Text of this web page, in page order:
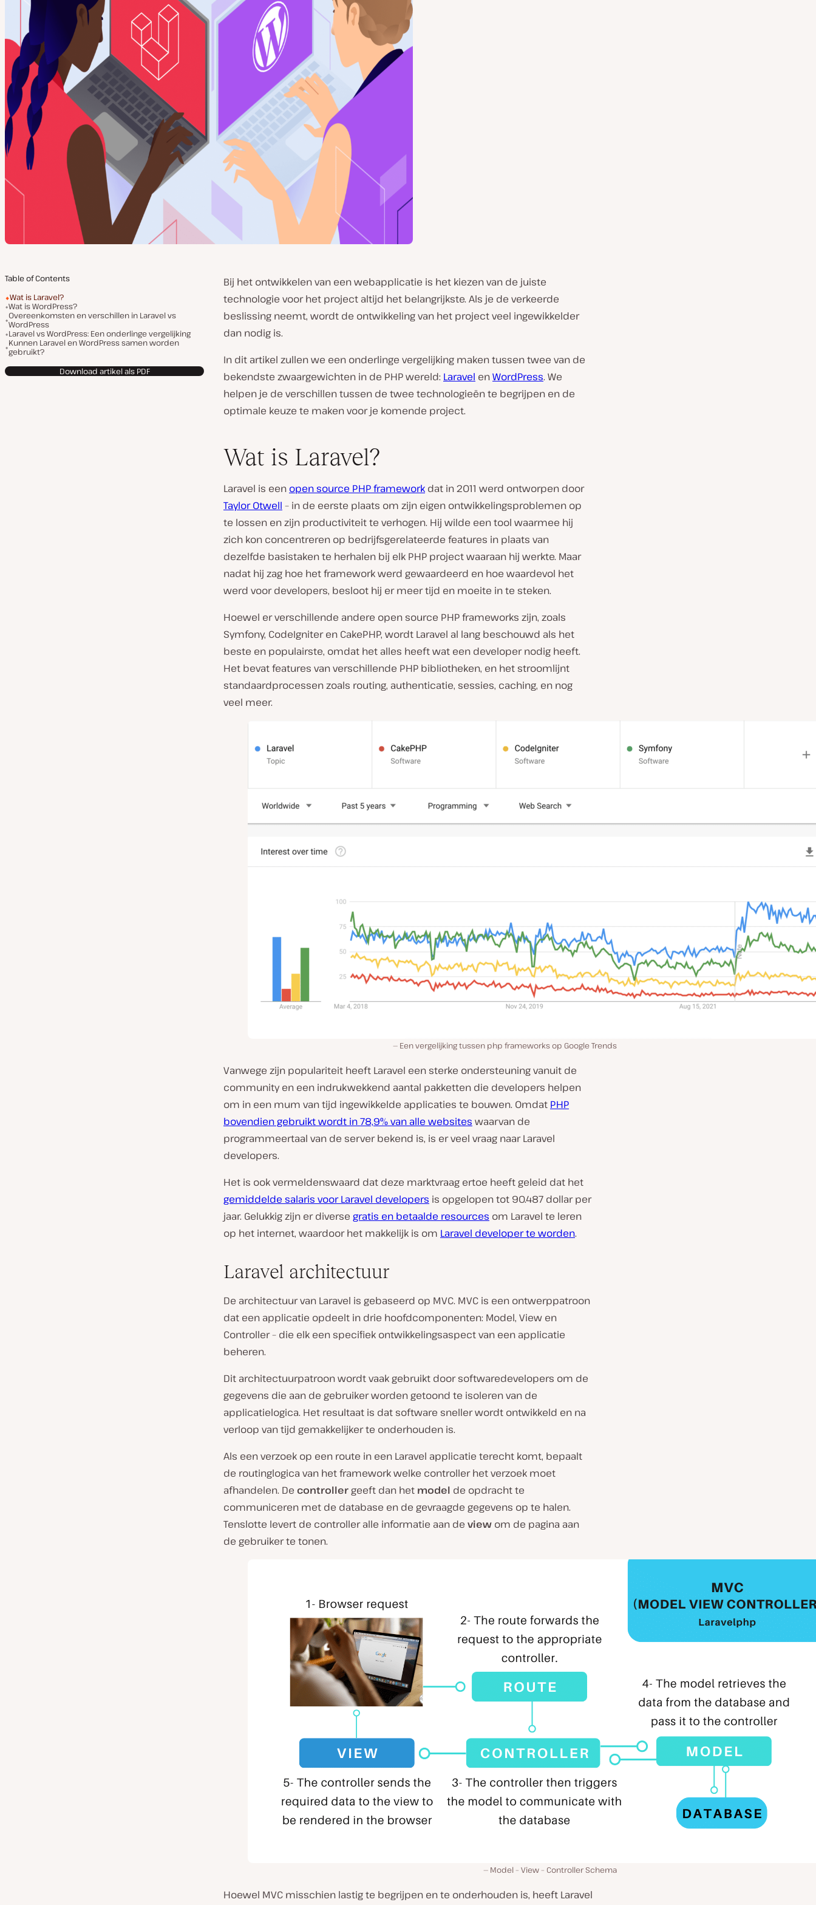
Table of Contents
Wat is Laravel?
Wat is WordPress?
Overeenkomsten en verschillen in Laravel vs
WordPress
Laravel vs WordPress: Een onderlinge vergelijking
Kunnen Laravel en WordPress samen worden
gebruikt?
Download artikel als PDF
Bij het ontwikkelen van een webapplicatie is het kiezen van de juiste
technologie voor het project altijd het belangrijkste. Als je de verkeerde
beslissing neemt, wordt de ontwikkeling van het project veel ingewikkelder
dan nodig is.
In dit artikel zullen we een onderlinge vergelijking maken tussen twee van de
bekendste zwaargewichten in de PHP wereld: Laravel enWordPress. We
helpen je de verschillen tussen de twee technologieën te begrijpen en de
optimale keuze te maken voor je komende project.
Wat is Laravel?
Laravel is een open source PHP framework dat in 2011 werd ontworpen door
Taylor Otwell – in de eerste plaats om zijn eigen ontwikkelingsproblemen op
te lossen en zijn productiviteit te verhogen. Hij wilde een tool waarmee hij
zich kon concentreren op bedrijfsgerelateerde features in plaats van
dezelfde basistaken te herhalen bij elk PHP project waaraan hij werkte. Maar
nadat hij zag hoe het framework werd gewaardeerd en hoe waardevol het
werd voor developers, besloot hij er meer tijd en moeite in te steken.
Hoewel er verschillende andere open source PHP frameworks zijn, zoals
Symfony, CodeIgniter en CakePHP, wordt Laravel al lang beschouwd als het
beste en populairste, omdat het alles heeft wat een developer nodig heeft.
Het bevat features van verschillende PHP bibliotheken, en het stroomlijnt
standaardprocessen zoals routing, authenticatie, sessies, caching, en nog
veel meer.
Een vergelijking tussen php frameworks op Google Trends
Vanwege zijn populariteit heeft Laravel een sterke ondersteuning vanuit de
community en een indrukwekkend aantal pakketten die developers helpen
om in een mum van tijd ingewikkelde applicaties te bouwen. Omdat PHP
bovendien gebruikt wordt in 78,9% van alle websites waarvan de
programmeertaal van de server bekend is, is er veel vraag naar Laravel
developers.
Het is ook vermeldenswaard dat deze marktvraag ertoe heeft geleid dat het
gemiddelde salaris voor Laravel developers is opgelopen tot 90.487 dollar per
jaar. Gelukkig zijn er diverse gratis en betaalde resources om Laravel te leren
op het internet, waardoor het makkelijk is om Laravel developer te worden.
Laravel architectuur
De architectuur van Laravel is gebaseerd op MVC. MVC is een ontwerppatroon
dat een applicatie opdeelt in drie hoofdcomponenten: Model, View en
Controller – die elk een specifiek ontwikkelingsaspect van een applicatie
beheren.
Dit architectuurpatroon wordt vaak gebruikt door softwaredevelopers om de
gegevens die aan de gebruiker worden getoond te isoleren van de
applicatielogica. Het resultaat is dat software sneller wordt ontwikkeld en na
verloop van tijd gemakkelijker te onderhouden is.
Als een verzoek op een route in een Laravel applicatie terecht komt, bepaalt
de routinglogica van het framework welke controller het verzoek moet
afhandelen. De controller geeft dan het model de opdracht te
communiceren met de database en de gevraagde gegevens op te halen.
Tenslotte levert de controller alle informatie aan de view om de pagina aan
de gebruiker te tonen.
Model – View – Controller Schema
Hoewel MVC misschien lastig te begrijpen en te onderhouden is, heeft Laravel